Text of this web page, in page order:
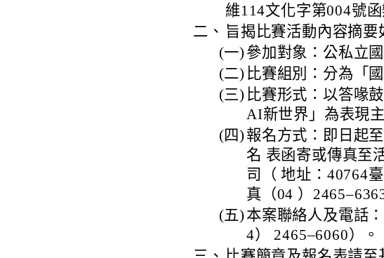
維114文化字第004號函
二、 旨揭比賽活動內容摘要
(一) 參加對象：公私立
(二) 比賽組別：分為「
(三) 比賽形式：以答喙
AI新世界」為表現
(四) 報名方式：即日起
名 表函寄或傳真至
司（ 地址：40764
真（04 ）
(五) 本案聯絡人及電話
4） 2465–6060）。